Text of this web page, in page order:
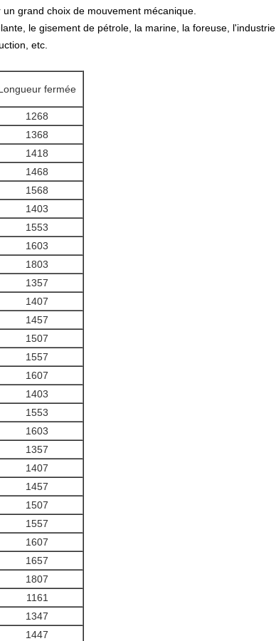
grand choix de mouvement mécanique.
le gisement de pétrole, la marine, la foreuse, l'industrie,
etc.
fermée
1268
1368
1418
1468
1568
1403
1553
1603
1803
1357
1407
1457
1507
1557
1607
1403
1553
1603
1357
1407
1457
1507
1557
1607
1657
1807
1161
1347
1447